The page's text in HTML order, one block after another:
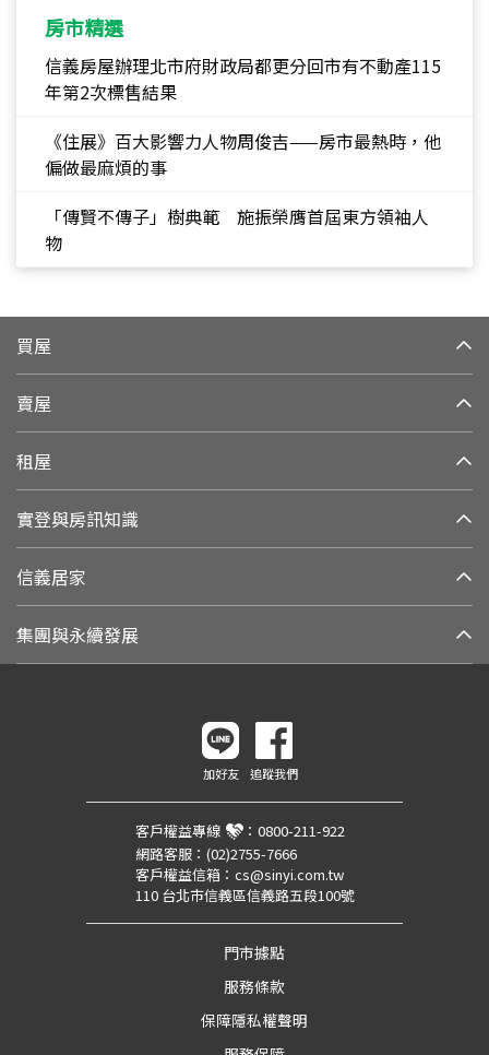
房市精選
信義房屋辦理北市府財政局都更分回市有不動產115
年第2次標售結果
《住展》百大影響力人物周俊吉——房市最熱時，他
偏做最麻煩的事
「傳賢不傳子」樹典範 施振榮膺首屆東方領袖人
物
買屋
賣屋
租屋
實登與房訊知識
信義居家
集團與永續發展
加好友 追蹤我們
客戶權益專線 ： 0800-211-922
網路客服： (02)2755-7666
客戶權益信箱： cs@sinyi.com.tw
110 台北市信義區信義路五段100號
門市據點
服務條款
保障隱私權聲明